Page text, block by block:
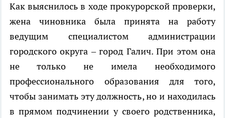
Как выяснилось в ходе прокурорской проверки,
жена чиновника была принята на работу
ведущим специалистом администрации
городского округа – город Галич. При этом она
не только не имела необходимого
профессионального образования для того,
чтобы занимать эту должность, но и находилась
в прямом подчинении у своего родственника,